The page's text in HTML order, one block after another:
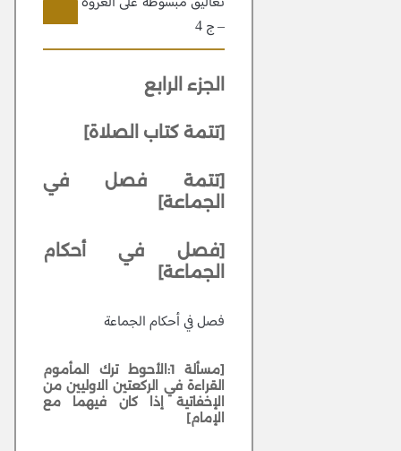
– ج 4
الجزء الرابع
[تتمة كتاب الصلاة]
[تتمة فصل في
الجماعة]
[فصل في أحكام
الجماعة]
فصل في أحكام الجماعة
[مسألة 1:الأحوط ترك المأموم
القراءة في الركعتين الاوليين من
الإخفاتية إذا كان فيهما مع
الإمام]